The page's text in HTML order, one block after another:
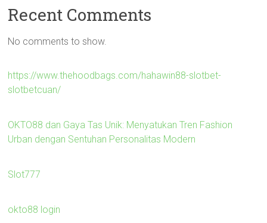
Recent Comments
No comments to show.
https://www.thehoodbags.com/hahawin88-slotbet-
slotbetcuan/
OKTO88 dan Gaya Tas Unik: Menyatukan Tren Fashion
Urban dengan Sentuhan Personalitas Modern
Slot777
okto88 login